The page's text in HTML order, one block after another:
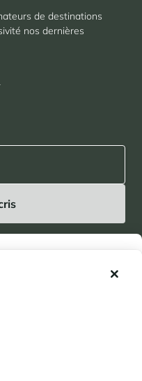
de destinations
nos dernières
selon les conditions énoncées